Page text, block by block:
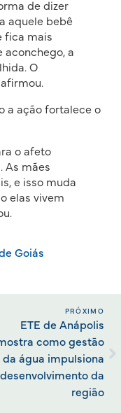
de dizer
aquele bebê
fica mais
aconchego, a
O
a ação fortalece o
o afeto
As mães
e isso muda
elas vivem
Goiás
PRÓXIMO
ETE de Anápolis
como gestão
da água impulsiona
desenvolvimento da
região